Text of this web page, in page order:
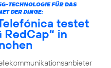
TECHNOLOGIE FÜR DAS
DER DINGE:
testet
RedCap“ in